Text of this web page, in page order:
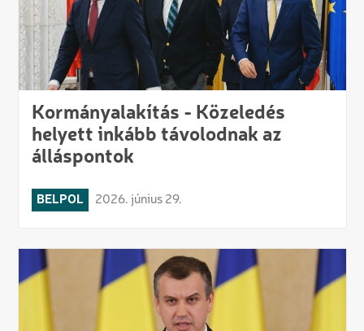
Kormányalakítás - Közeledés
helyett inkább távolodnak az
álláspontok
BELPOL 2026. június 29.